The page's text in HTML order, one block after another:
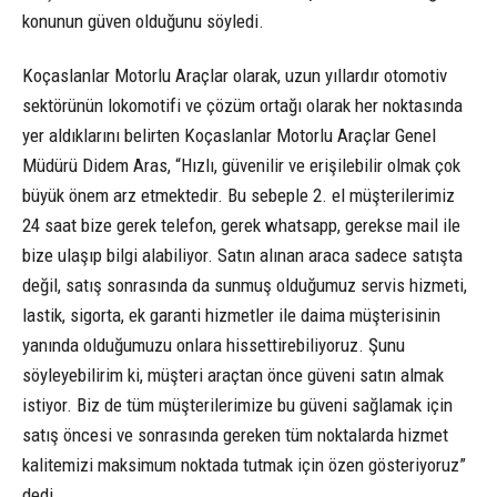
konunun güven olduğunu söyledi.
Koçaslanlar Motorlu Araçlar olarak, uzun yıllardır otomotiv
sektörünün lokomotifi ve çözüm ortağı olarak her noktasında
yer aldıklarını belirten Koçaslanlar Motorlu Araçlar Genel
Müdürü Didem Aras, “Hızlı, güvenilir ve erişilebilir olmak çok
büyük önem arz etmektedir. Bu sebeple 2. el müşterilerimiz
24 saat bize gerek telefon, gerek whatsapp, gerekse mail ile
bize ulaşıp bilgi alabiliyor. Satın alınan araca sadece satışta
değil, satış sonrasında da sunmuş olduğumuz servis hizmeti,
lastik, sigorta, ek garanti hizmetler ile daima müşterisinin
yanında olduğumuzu onlara hissettirebiliyoruz. Şunu
söyleyebilirim ki, müşteri araçtan önce güveni satın almak
istiyor. Biz de tüm müşterilerimize bu güveni sağlamak için
satış öncesi ve sonrasında gereken tüm noktalarda hizmet
kalitemizi maksimum noktada tutmak için özen gösteriyoruz”